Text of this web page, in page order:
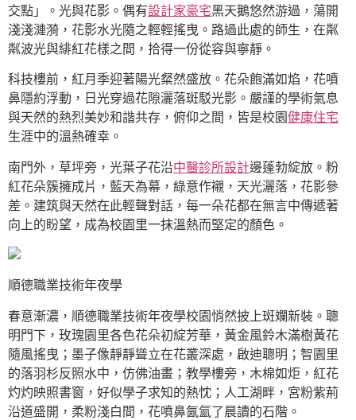
交點」。光與花影。偶有設計家豪宅黑天鵝悠然游過，蕩開
淺淺漣漪，花影水光隨之輕輕搖曳。路過此處的師生，在粼
粼波光與緋紅花樣之間，拾得一份從容與寧靜。
科技樓前，紅月季迎著陽光粲然盛放。花朵飽滿如焰，花噴
鼻隱約浮動，日光穿過花隙灑落斑駁光影。嚴謹的學術氣息
與天然的熱烈美妙和諧共存，俯仰之間，皆是校園健康住宅
生涯中的溫熱確幸。
南門外，草坪旁，光葉子花沿中醫診所設計邊蓬勃綻放。粉
紅花朵簇擁成片，藍天為幕，綠意作襯，天光灑落，花影參
差。建筑與天然在此輕聲對話，每一朵花都在無言中傳遞著
向上的盼望，成為校園里一抹溫熱而堅定的顏色。
順德職業技術年夜學
春意漸濃，順德職業技術年夜學校園悄然披上斑斕新裝。聰
明門下，玫瑰園里各色花朵初綻芳華，黃金風鈴木滿樹黃花
隨風搖曳；墨子像靜靜聳立在花叢深處，啟迪聰明；智園里
的落羽杉反照水中，仿佛油畫；教學樓旁，木棉如炬，紅花
灼灼映照書窗，好似學子求知的熱忱；人工湖畔，宮粉紫荊
沿道盛開，柔粉淺白間，花噴鼻氤氳了晨讀的石階。